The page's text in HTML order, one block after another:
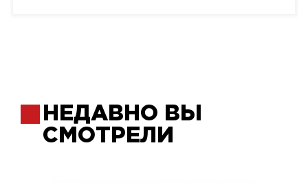
НЕДАВНО ВЫ
СМОТРЕЛИ